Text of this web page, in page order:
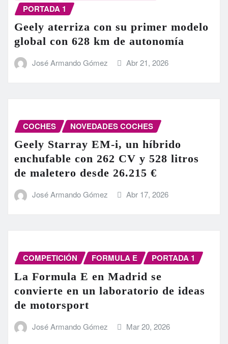
PORTADA 1
Geely aterriza con su primer modelo
global con 628 km de autonomía
José Armando Gómez Abr 21, 2026
COCHES NOVEDADES COCHES
Geely Starray EM-i, un híbrido
enchufable con 262 CV y 528 litros
de maletero desde 26.215 €
José Armando Gómez Abr 17, 2026
COMPETICIÓN FORMULA E PORTADA 1
La Formula E en Madrid se
convierte en un laboratorio de ideas
de motorsport
José Armando Gómez Mar 20, 2026